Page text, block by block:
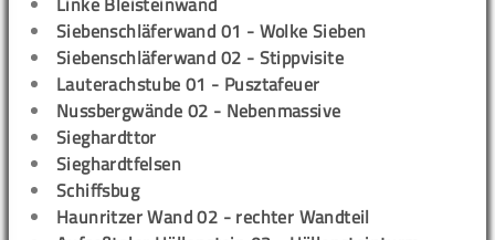
Siebenschläferwand 01 - Wolke Sieben
Siebenschläferwand 02 - Stippvisite
Lauterachstube 01 - Pusztafeuer
Nussbergwände 02 - Nebenmassive
Sieghardttor
Sieghardtfelsen
Schiffsbug
Haunritzer Wand 02 - rechter Wandteil